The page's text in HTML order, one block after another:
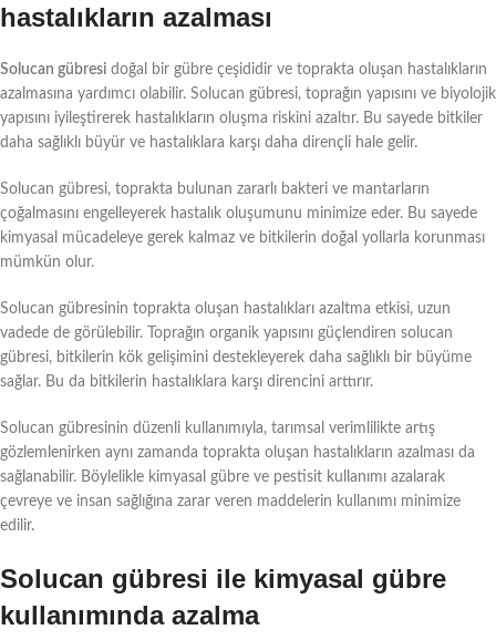
hastalıkların azalması
Solucan gübresi doğal bir gübre çeşididir ve toprakta oluşan hastalıkların
azalmasına yardımcı olabilir. Solucan gübresi, toprağın yapısını ve biyolojik
yapısını iyileştirerek hastalıkların oluşma riskini azaltır. Bu sayede bitkiler
daha sağlıklı büyür ve hastalıklara karşı daha dirençli hale gelir.
Solucan gübresi, toprakta bulunan zararlı bakteri ve mantarların
çoğalmasını engelleyerek hastalık oluşumunu minimize eder. Bu sayede
kimyasal mücadeleye gerek kalmaz ve bitkilerin doğal yollarla korunması
mümkün olur.
Solucan gübresinin toprakta oluşan hastalıkları azaltma etkisi, uzun
vadede de görülebilir. Toprağın organik yapısını güçlendiren solucan
gübresi, bitkilerin kök gelişimini destekleyerek daha sağlıklı bir büyüme
sağlar. Bu da bitkilerin hastalıklara karşı direncini arttırır.
Solucan gübresinin düzenli kullanımıyla, tarımsal verimlilikte artış
gözlemlenirken aynı zamanda toprakta oluşan hastalıkların azalması da
sağlanabilir. Böylelikle kimyasal gübre ve pestisit kullanımı azalarak
çevreye ve insan sağlığına zarar veren maddelerin kullanımı minimize
edilir.
Solucan gübresi ile kimyasal gübre
kullanımında azalma